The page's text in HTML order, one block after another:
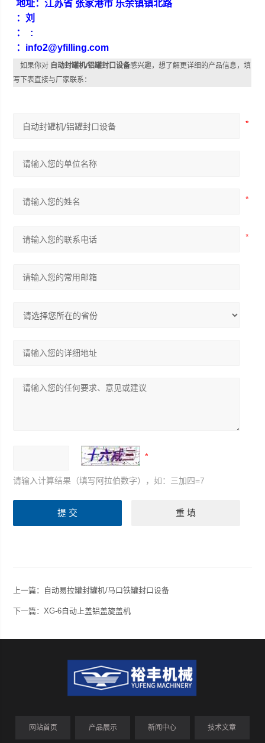
地址：江苏省 张家港市 乐余镇镇北路
：刘
： :
：info2@yfilling.com
如果你对 自动封罐机/铝罐封口设备感兴趣，想了解更详细的产品信息，填
写下表直接与厂家联系：
请输入计算结果（填写阿拉伯数字），如：三加四=7
上一篇： 自动易拉罐封罐机/马口铁罐封口设备
下一篇：XG-6自动上盖铝盖旋盖机
网站首页 产品展示 新闻中心 技术文章